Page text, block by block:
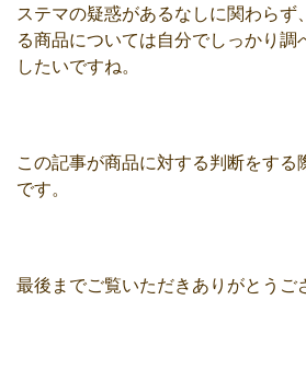
ステマの疑惑があるなしに関わらず
る商品については自分でしっかり調
したいですね。
この記事が商品に対する判断をする
です。
最後までご覧いただきありがとうご